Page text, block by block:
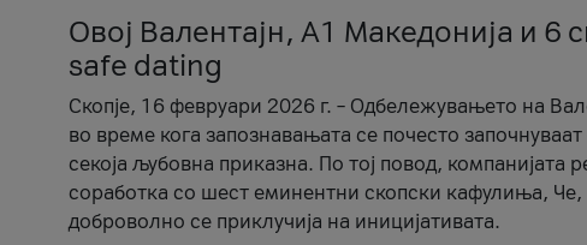
Овој Валентајн, A1 Македонија и 6
safe dating
Скопје, 16 февруари 2026 г. – Одбележувањето на
во време кога запознавањата се почесто
секоја љубовна приказна. По тој повод,
соработка со шест еминентни скопски кафулиња,
доброволно се приклучија на иницијативата.